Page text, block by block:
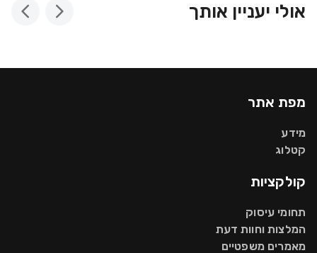
אולי יעניין אותך
מפת אתר
מידע
קטלוג
קולקציות
תחומי עיסוק
המלצות וחוות דעת
מאמרים משפטיים